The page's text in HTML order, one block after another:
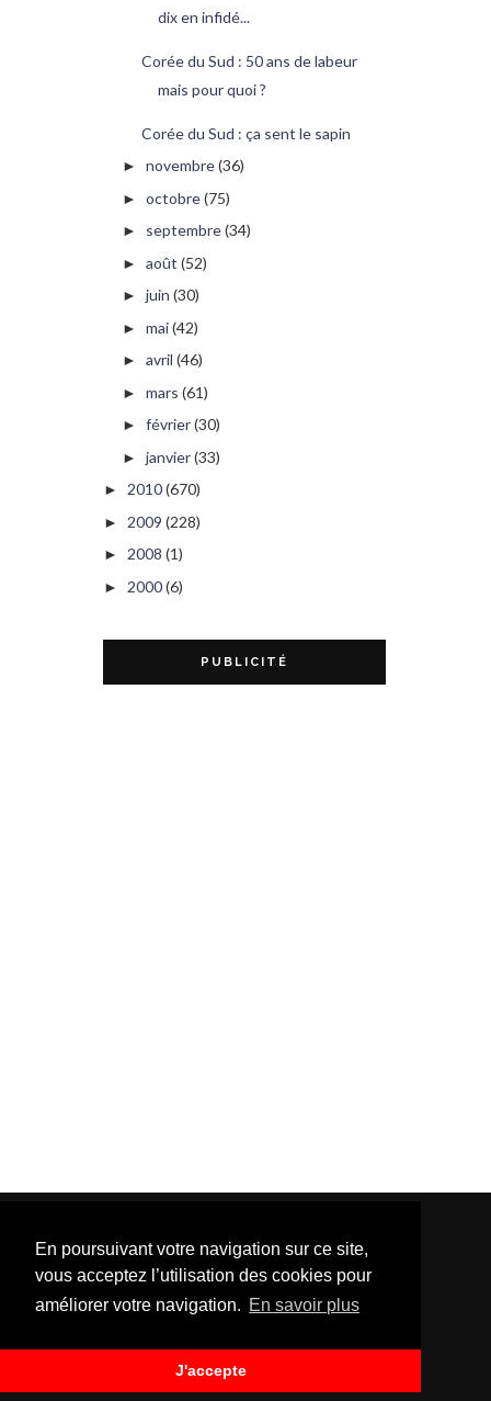
En poursuivant votre navigation sur ce site,
vous acceptez l’utilisation des cookies pour
améliorer votre navigation. En savoir plus
J'accepte
dix en infidé...
Corée du Sud : 50 ans de labeur
mais pour quoi ?
Corée du Sud : ça sent le sapin
► novembre(36)
► octobre(75)
► septembre(34)
► août (52)
► juin (30)
► mai(42)
► avril (46)
► mars (61)
► février(30)
► janvier(33)
► 2010(670)
► 2009 (228)
► 2008 (1)
► 2000(6)
PUBLICITÉ
Template Created By :ThemeXpose| Distributed By